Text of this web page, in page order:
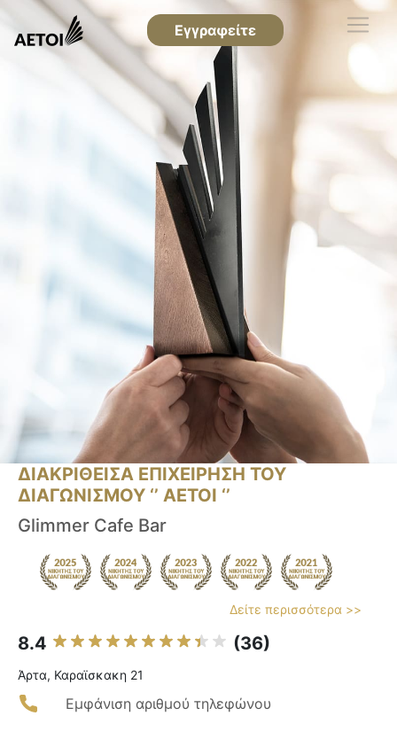
Εγγραφείτε
ΔΙΑΚΡΙΘΕΙΣΑ ΕΠΙΧΕΙΡΗΣΗ ΤΟΥ
ΔΙΑΓΩΝΙΣΜΟΥ ‘’ ΑΕΤΟΙ ‘’
Glimmer Cafe Bar
Δείτε περισσότερα >>
8.4 (36)
Άρτα, Καραϊσκακη 21
Εμφάνιση αριθμού τηλεφώνου